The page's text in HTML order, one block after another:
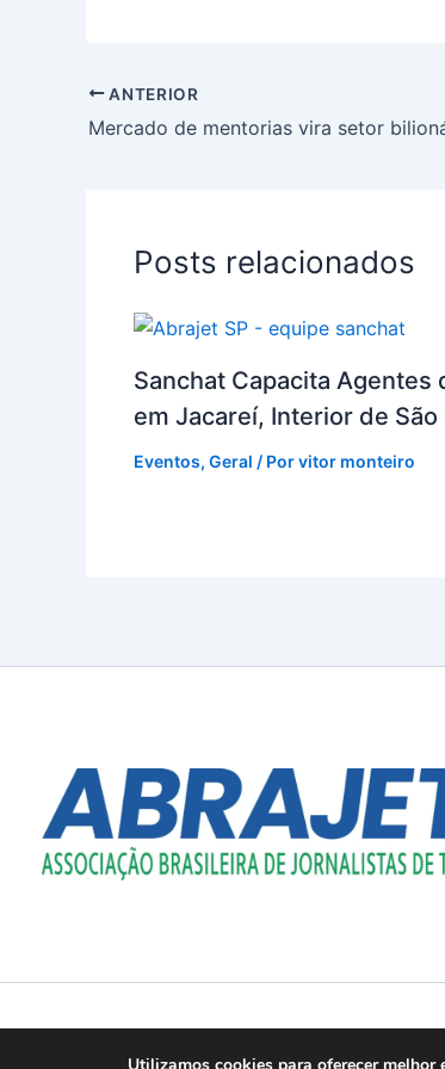
ANTERIOR
Posts relacionados
Sanchat Capacita Agentes
em Jacareí, Interior de São
Eventos, Geral / Porvitor monteiro